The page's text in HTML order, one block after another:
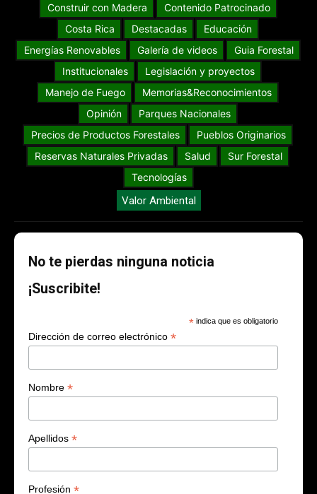
Construir con Madera
Contenido Patrocinado
Costa Rica
Destacadas
Educación
Energías Renovables
Galería de videos
Guia Forestal
Institucionales
Legislación y proyectos
Manejo de Fuego
Memorias&Reconocimientos
Opinión
Parques Nacionales
Precios de Productos Forestales
Pueblos Originarios
Reservas Naturales Privadas
Salud
Sur Forestal
Tecnologías
Valor Ambiental
No te pierdas ninguna noticia
¡Suscribite!
* indica que es obligatorio
Dirección de correo electrónico *
Nombre *
Apellidos *
Profesión